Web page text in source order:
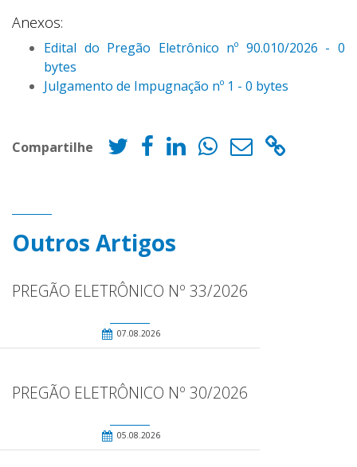
Anexos:
Edital do Pregão Eletrônico nº 90.010/2026 - 0
bytes
Julgamento de Impugnação nº 1 - 0 bytes
Compartilhe
Outros Artigos
PREGÃO ELETRÔNICO Nº 33/2026
07.08.2026
PREGÃO ELETRÔNICO Nº 30/2026
05.08.2026